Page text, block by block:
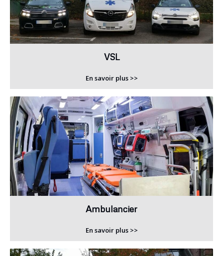
VSL
En savoir plus >>
Ambulancier
En savoir plus >>